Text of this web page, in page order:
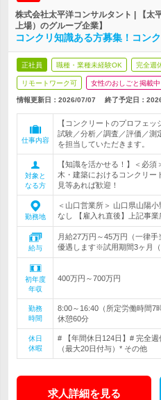
株式会社太平洋コンサルタント | 【太
上場）のグループ企業】
コンクリ知識ある方募集！コン
正社員 職種・業種未経験OK 完全週
リモートワーク可 女性のおしごと掲載中
情報更新日：2026/07/07 終了予定日：
仕事内容
【コンクリートのプロフェ
試験／分析／調査／評価／測
を担当していただきます。
対象と
なる方
【知識を活かせる！】＜必
木・建築におけるコンクリ
見等あれば歓迎！
勤務地
＜山口営業所＞ 山口県山陽
なし 【雇入れ直後】上記事業
給与
月給27万円～45万円（一律
優遇します※試用期間3ヶ月（
初年度
年収
400万円～700万円
勤務
時間
8:00～16:40（所定労働時間
休憩60分
休日
休暇
# 【年間休日124日】# 完全
（最大20日付与）* その他
求人詳細を見る